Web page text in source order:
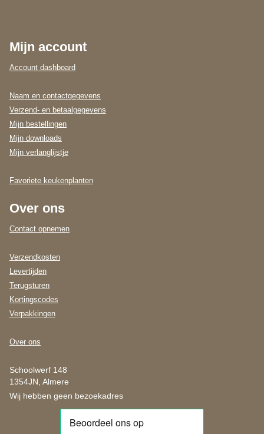
Mijn account
Account dashboard
Naam en contactgegevens
Verzend- en betaalgegevens
Mijn bestellingen
Mijn downloads
Mijn verlanglijstje
Favoriete keukenplanten
Over ons
Contact opnemen
Verzendkosten
Levertijden
Terugsturen
Kortingscodes
Verpakkingen
Over ons
Schoolwerf 148
1354JN, Almere
Wij hebben geen bezoekadres